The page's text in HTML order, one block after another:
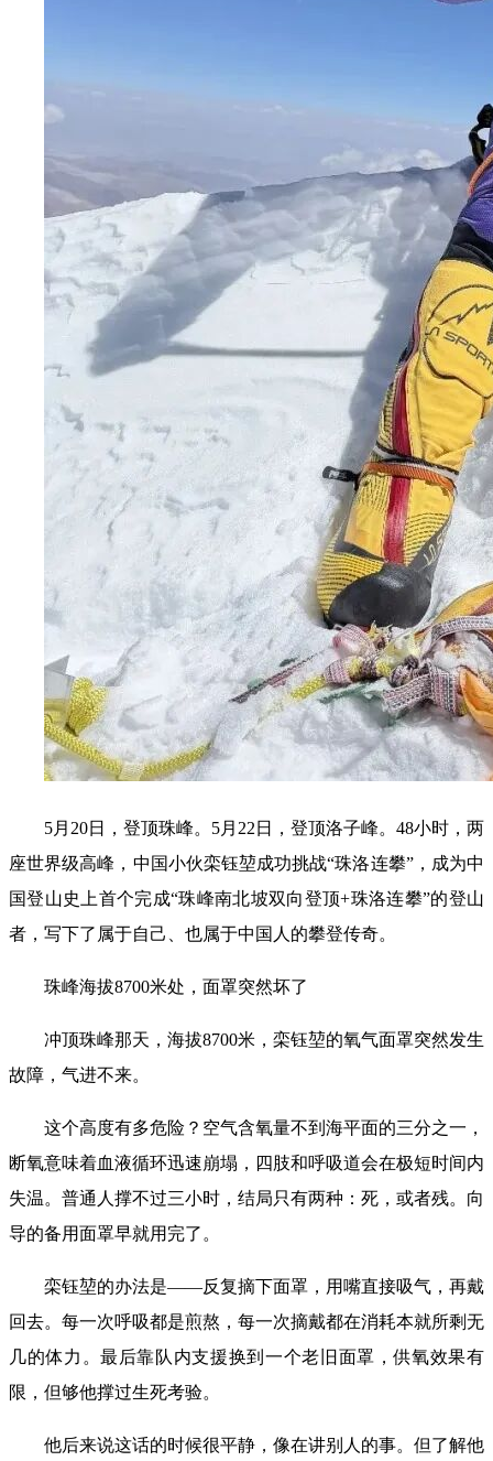
5月20日，登顶珠峰。5月22日，登顶洛子峰。48小时，两
座世界级高峰，中国小伙栾钰堃成功挑战“珠洛连攀”，成为中
国登山史上首个完成“珠峰南北坡双向登顶+珠洛连攀”的登山
者，写下了属于自己、也属于中国人的攀登传奇。
珠峰海拔8700米处，面罩突然坏了
冲顶珠峰那天，海拔8700米，栾钰堃的氧气面罩突然发生
故障，气进不来。
这个高度有多危险？空气含氧量不到海平面的三分之一，
断氧意味着血液循环迅速崩塌，四肢和呼吸道会在极短时间内
失温。普通人撑不过三小时，结局只有两种：死，或者残。向
导的备用面罩早就用完了。
栾钰堃的办法是——反复摘下面罩，用嘴直接吸气，再戴
回去。每一次呼吸都是煎熬，每一次摘戴都在消耗本就所剩无
几的体力。最后靠队内支援换到一个老旧面罩，供氧效果有
限，但够他撑过生死考验。
他后来说这话的时候很平静，像在讲别人的事。但了解他